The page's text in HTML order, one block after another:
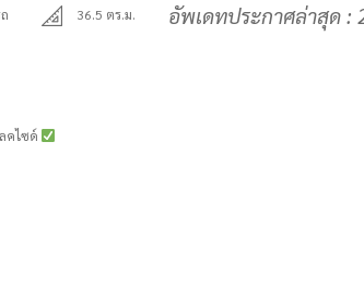
36.5 ตร.ม. อัพเดทประกาศล่าสุด :
คไซด์